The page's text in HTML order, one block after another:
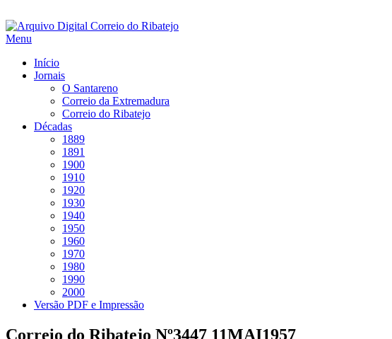
Saltar
para
Menu
Início
Jornais
O Santareno
Correio da Extremadura
Correio do Ribatejo
Décadas
1889
1891
1900
1910
1920
1930
1940
1950
1960
1970
1980
1990
2000
Versão PDF e Impressão
Correio do Ribatejo Nº3447 11MAI1957